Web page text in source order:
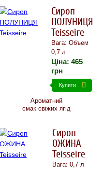
Сироп
ПОЛУНИЦЯ
Teisseire
Вага: Объем
0,7 л
Ціна: 465
грн
Купити
Ароматний
смак свіжих ягід
Сироп
ОЖИНА
Teisseire
Вага: 0,7 л